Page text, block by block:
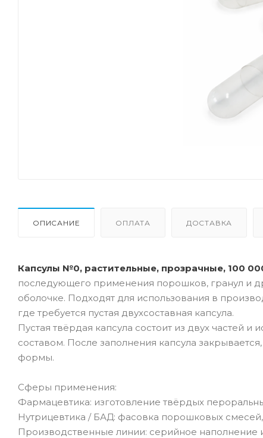
ОПИСАНИЕ ОПЛАТА ДОСТАВКА
Капсулы №0, растительные, прозрачные, 100
последующего применения порошков, гранул и
оболочке. Подходят для использования в
где требуется пустая двухсоставная капсула.
Пустая твёрдая капсула состоит из двух частей
составом. После заполнения капсула
формы.
Сферы применения:
Фармацевтика: изготовление твёрдых
Нутрицевтика / БАД: фасовка порошковых
Производственные линии: серийное наполнение